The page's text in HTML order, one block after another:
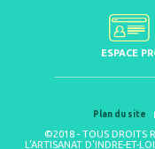
ESPACE
Plan du site
©2018 - TOUS DROITS
L'ARTISANAT D'INDRE-ET-